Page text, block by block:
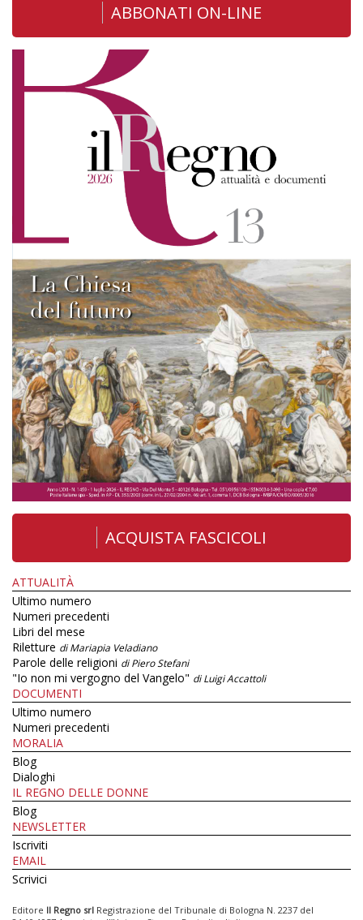
ABBONATI ON-LINE
ACQUISTA FASCICOLI
ATTUALITÀ
Ultimo numero
Numeri precedenti
Libri del mese
Riletture di Mariapia Veladiano
Parole delle religioni di Piero Stefani
"Io non mi vergogno del Vangelo" di Luigi Accattoli
DOCUMENTI
Ultimo numero
Numeri precedenti
MORALIA
Blog
Dialoghi
IL REGNO DELLE DONNE
Blog
NEWSLETTER
Iscriviti
EMAIL
Scrivici
Editore Il Regno srl Registrazione del Tribunale di Bologna N. 2237 del